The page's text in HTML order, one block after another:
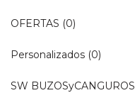
OFERTAS (0)
Personalizados (0)
SW BUZOSyCANGUROS